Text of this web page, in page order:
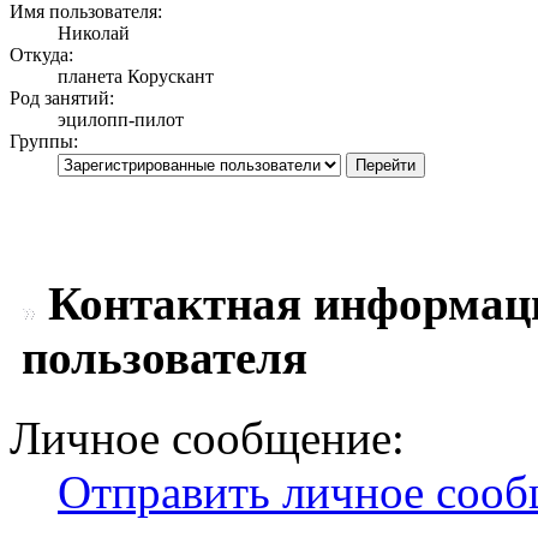
Имя пользователя:
Николай
Откуда:
планета Корускант
Род занятий:
эцилопп-пилот
Группы:
Контактная
пользователя
Личное сообщение:
Отправить личное